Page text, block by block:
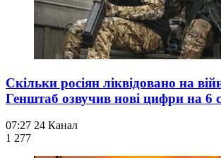
Скільки росіян ліквідовано на
Генштаб озвучив нові цифри на 6
07:27 24 Канал
1 277